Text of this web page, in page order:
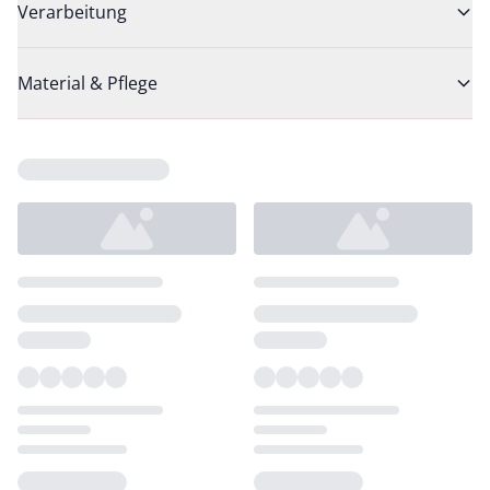
Verarbeitung
Material & Pflege